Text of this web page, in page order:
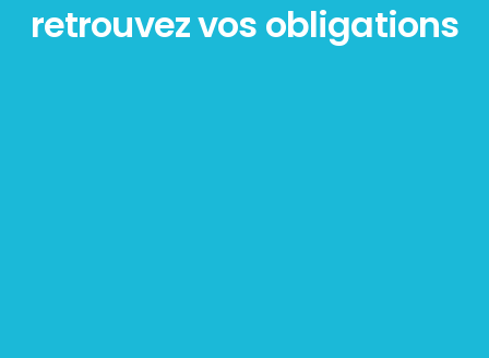
retrouvez vos obligations